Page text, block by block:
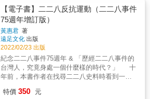
普世價值。跨越時代的證言《謊言．真相》完
整呈現陳欽生的人生軌跡，更透過親身記憶與
檔案對照，揭示了當年情治檔案中諸多虛構情
事，為臺灣的轉型正義提供了重要的歷史證
言。他堅信：「這段苦難，不能也不應該被忘
記。唯有尊重人權，帶著愛與關懷，世界才會
有真正的和平，悲劇才不會再度重演」。
教授戴伯芬／輔仁大學社會學系教授顧玉玲／
臺北藝術大學文學跨域創作研究所副教授百合
花／創作樂團
間重新建立的橋梁。 張旖容在自己的學術專業
生物學研究中，體認到遺傳的複雜性。壓力和
創傷不只影響下一代，也會藉由代間遺傳，影
響孫輩。作為白色恐怖受難者的第三代，從遺
傳解釋與創傷書寫中，似乎找到長久以來面對
困惑的安身方式。 本書收錄黃溫恭案件相關檔
案史料、家族相片及書信；並由白色恐怖研究
者林傳凱以張旖容多年好友身分撰寫〈迷霧中
章。 &
人包圍台灣省政府（今行政院）。遊行過後，
成千上萬的台灣郵電工人，終於爭取到和外省
籍員工「同工同酬」的正式聘僱身分，被譽為
「戰後台灣工潮的第一朵浪花」。 & 然而，這
群台灣戰後工人運動的先鋒，在白色恐怖年代
的風聲鶴唳中，無一倖免成了威權統治下的政
治犯，共有33名郵電工人遭到逮捕、判刑監禁
長達15年，而領導他們的台灣郵務工會「國語
補習班」教師計梅真和錢靜芝，則雙雙遭到槍
決。這個案件，就是1950年爆發的「台灣省工
【電子書】二二八反抗運動（二二八事件
75週年增訂版）
黃惠君 著
遠足文化 出版
2022/02/23 出版
紀念二二八事件75週年 & 「歷經二二八事件的
台灣人，究竟身處一個什麼樣的時代？」 十
年前，本書作者在找尋二二八史料時看到一則
版標題「台南市民大會要求立即實施市長民
特價 350 元